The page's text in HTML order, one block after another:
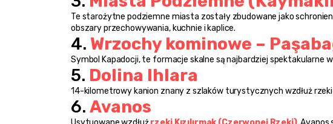
Te starożytne podziemne miasta zostały zbudowane jako
obszary przechowywania, kuchnie i kaplice.
4. Wrzochy kominowe –
Symbol Kapadocji, te formacje skalne są najbardziej spektakularne w
5. Dolina Ihlara
14-kilometrowy kanion znany z szlaków turystycznych wzdłuż
6. Avanos